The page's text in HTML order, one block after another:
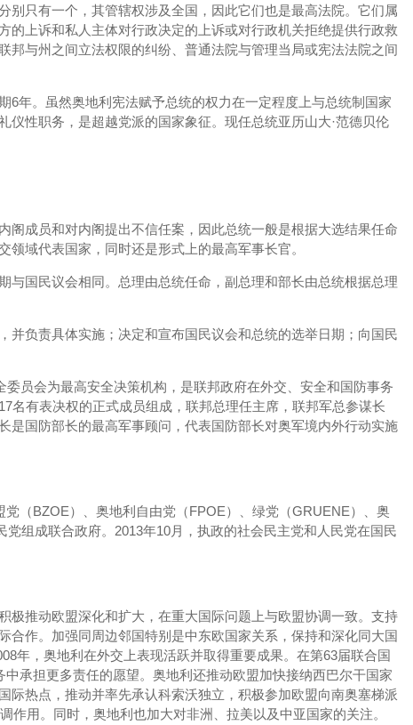
只有一个，其管辖权涉及全国，因此它们也是最高法院。它们属
上诉和私人主体对行政决定的上诉或对行政机关拒绝提供行政救
与州之间立法权限的纠纷、普通法院与管理当局或宪法法院之间
6年。虽然奥地利宪法赋予总统的权力在一定程度上与总统制国家
性职务，是超越党派的国家象征。现任总统亚历山大·范德贝伦
成员和对内阁提出不信任案，因此总统一般是根据大选结果任命
域代表国家，同时还是形式上的最高军事长官。
国民议会相同。总理由总统任命，副总理和部长由总统根据总理
负责具体实施；决定和宣布国民议会和总统的选举日期；向国民
员会为最高安全决策机构，是联邦政府在外交、安全和国防事务
名有表决权的正式成员组成，联邦总理任主席，联邦军总参谋长
国防部长的最高军事顾问，代表国防部长对奥军境内外行动实施
（BZOE）、奥地利自由党（FPOE）、绿党（GRUENE）、奥
组成联合政府。2013年10月，执政的社会民主党和人民党在国民
推动欧盟深化和扩大，在重大国际问题上与欧盟协调一致。支持
作。加强同周边邻国特别是中东欧国家关系，保持和深化同大国
年，奥地利在外交上表现活跃并取得重要成果。在第63届联合国
承担更多责任的愿望。奥地利还推动欧盟加快接纳西巴尔干国家
际热点，推动并率先承认科索沃独立，积极参加欧盟向南奥塞梯派
用。同时，奥地利也加大对非洲、拉美以及中亚国家的关注。